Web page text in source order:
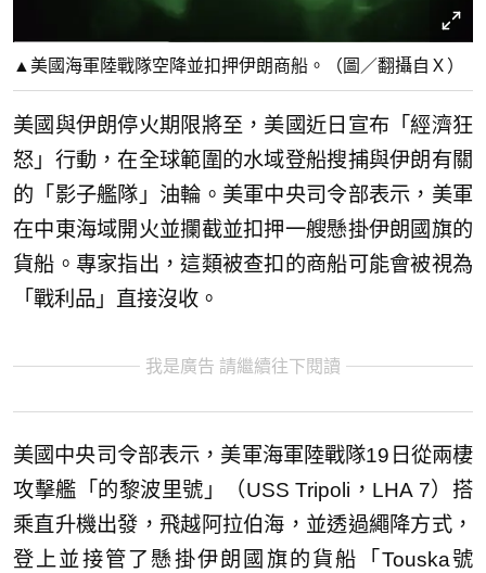
▲美國海軍陸戰隊空降並扣押伊朗商船。（圖／翻攝自Ｘ）
美國與伊朗停火期限將至，美國近日宣布「經濟狂
怒」行動，在全球範圍的水域登船搜捕與伊朗有關
的「影子艦隊」油輪。美軍中央司令部表示，美軍
在中東海域開火並攔截並扣押一艘懸掛伊朗國旗的
貨船。專家指出，這類被查扣的商船可能會被視為
「戰利品」直接沒收。
我是廣告 請繼續往下閱讀
美國中央司令部表示，美軍海軍陸戰隊19日從兩棲
攻擊艦「的黎波里號」（USS Tripoli，LHA 7）搭
乘直升機出發，飛越阿拉伯海，並透過繩降方式，
登上並接管了懸掛伊朗國旗的貨船「Touska號